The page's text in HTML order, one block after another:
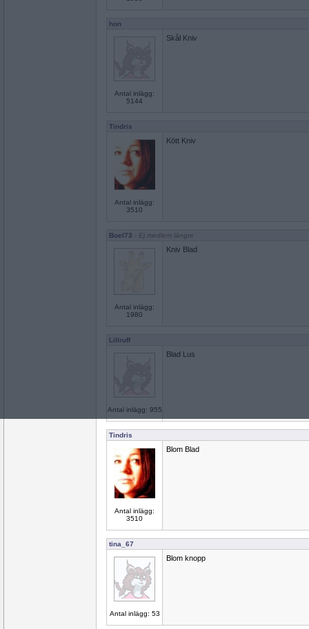
hon
Antal inlägg:
5144
Skål Kniv
Tindris
Antal inlägg:
3510
Kött Kniv
Boel73 - Ej medlem längre
Antal inlägg:
1980
Kniv Blad
Lillruff
Antal inlägg: 955
Blad Lus
Tindris
Antal inlägg:
3510
Blom Blad
tina_67
Antal inlägg: 53
Blom knopp